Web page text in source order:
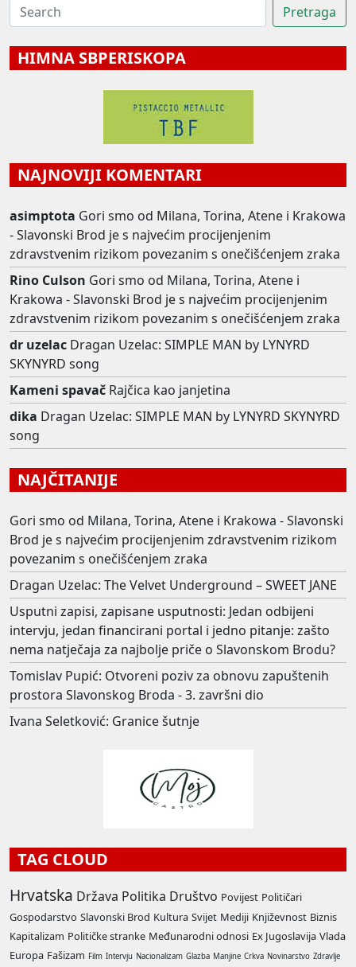
HIMNA SBPERISKOPA
NAJNOVIJI KOMENTARI
asimptota Gori smo od Milana, Torina, Atene i Krakowa
- Slavonski Brod je s najvećim procijenjenim
zdravstvenim rizikom povezanim s onečišćenjem zraka
Rino Culson Gori smo od Milana, Torina, Atene i
Krakowa - Slavonski Brod je s najvećim procijenjenim
zdravstvenim rizikom povezanim s onečišćenjem zraka
dr uzelac Dragan Uzelac: SIMPLE MAN by LYNYRD
SKYNYRD song
Kameni spavač Rajčica kao janjetina
dika Dragan Uzelac: SIMPLE MAN by LYNYRD SKYNYRD
song
NAJČITANIJE
Gori smo od Milana, Torina, Atene i Krakowa - Slavonski
Brod je s najvećim procijenjenim zdravstvenim rizikom
povezanim s onečišćenjem zraka
Dragan Uzelac: The Velvet Underground – SWEET JANE
Usputni zapisi, zapisane usputnosti: Jedan odbijeni
intervju, jedan financirani portal i jedno pitanje: zašto
nema natječaja za najbolje priče o Slavonskom Brodu?
Tomislav Pupić: Otvoreni poziv za obnovu zapuštenih
prostora Slavonskog Broda - 3. završni dio
Ivana Seletković: Granice šutnje
TAG CLOUD
Hrvatska Država Politika Društvo Povijest Političari
Gospodarstvo Slavonski Brod Kultura Svijet Mediji Književnost Biznis
Kapitalizam Političke stranke Međunarodni odnosi Ex Jugoslavija Vlada
Europa Fašizam Film Intervju Nacionalizam Glazba Manjine Crkva Novinarstvo Zdravlje